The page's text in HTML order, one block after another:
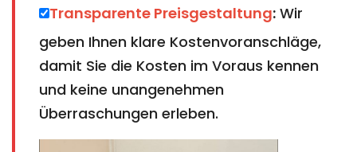
Transparente Preisgestaltung: Wir
geben Ihnen klare Kostenvoranschläge,
damit Sie die Kosten im Voraus kennen
und keine unangenehmen
Überraschungen erleben.